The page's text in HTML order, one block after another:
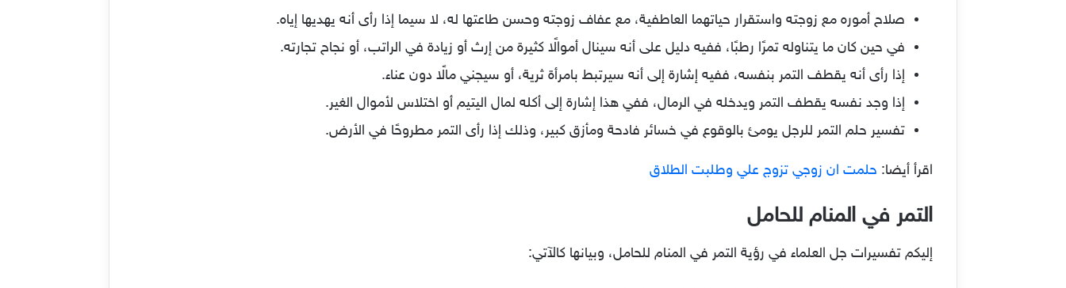
صلاح أموره مع زوجته واستقرار حياتهما العاطفية، مع عفاف زوجته وحسن طاعتها له، لا سيما إذا رأى أنه يهديها إياه.
في حين كان ما يتناوله تمرًا رطبًا، ففيه دليل على أنه سينال أموالًا كثيرة من إرث أو زيادة في الراتب، أو نجاح تجارته.
إذا رأى أنه يقطف التمر بنفسه، ففيه إشارة إلى أنه سيرتبط بامرأة ثرية، أو سيجني مالًا دون عناء.
إذا وجد نفسه يقطف التمر ويدخله في الرمال، ففي هذا إشارة إلى أكله لمال اليتيم أو اختلاس لأموال الغير.
تفسير حلم التمر للرجل يومئ بالوقوع في خسائر فادحة ومأزق كبير، وذلك إذا رأى التمر مطروحًا في الأرض.
اقرأ أيضا: حلمت ان زوجي تزوج علي وطلبت الطلاق
التمر في المنام للحامل
إليكم تفسيرات جل العلماء في رؤية التمر في المنام للحامل، وبيانها كالآتي: